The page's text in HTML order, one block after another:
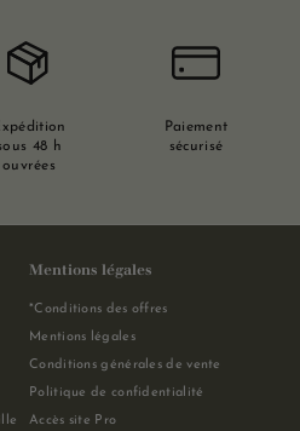
48 h
ouvrées
Paiement
sécurisé
Mentions légales
*Conditions des offres
Mentions légales
Conditions générales de vente
Politique de confidentialité
Accès site Pro